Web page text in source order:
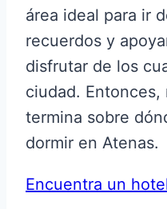
área ideal para ir
recuerdos y
disfrutar de los
ciudad.
termina sobre
dormir en Atenas.
Encuentra un